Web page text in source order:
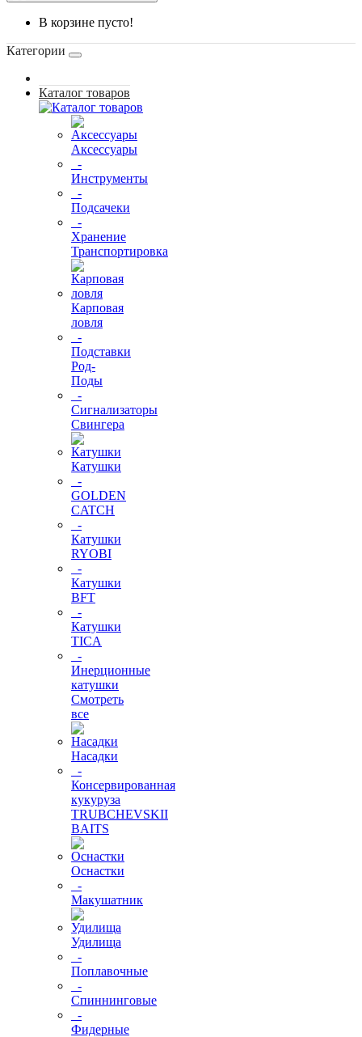
В корзине пусто!
Категории
Каталог товаров
Аксессуары
-
Инструменты
-
Подсачеки
-
Хранение
Транспортировка
Карповая
ловля
-
Подставки
Род-
Поды
-
Сигнализаторы
Свингера
Катушки
-
GOLDEN
CATCH
-
Катушки
RYOBI
-
Катушки
BFT
-
Катушки
TICA
-
Инерционные
катушки
Смотреть
все
Насадки
-
Консервированная
кукуруза
TRUBCHEVSKII
BAITS
Оснастки
-
Макушатник
Удилища
-
Поплавочные
-
Спиннинговые
-
Фидерные